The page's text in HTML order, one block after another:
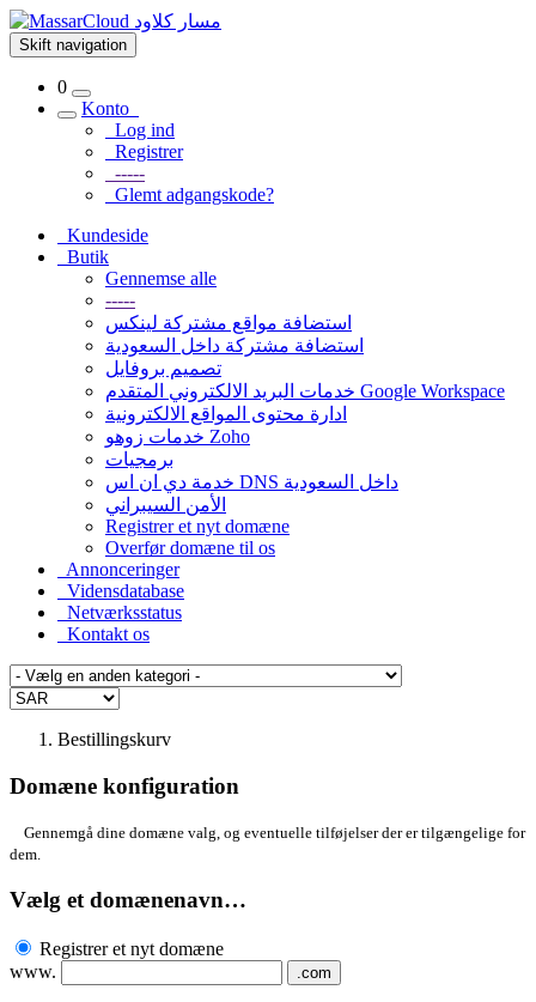
Skift navigation
0
Konto
Log ind
Registrer
-----
Glemt adgangskode?
Kundeside
Butik
Gennemse alle
-----
استضافة مواقع مشتركة لينكس
استضافة مشتركة داخل السعودية
تصميم بروفايل
خدمات البريد الالكتروني المتقدم Google Workspace
ادارة محتوى المواقع الالكترونية
خدمات زوهو Zoho
برمجيات
خدمة دي ان اس DNS داخل السعودية
الأمن السيبراني
Registrer et nyt domæne
Overfør domæne til os
Annonceringer
Vidensdatabase
Netværksstatus
Kontakt os
Bestillingskurv
Domæne konfiguration
Gennemgå dine domæne valg, og eventuelle tilføjelser der er tilgængelige for
dem.
Vælg et domænenavn…
Registrer et nyt domæne
www.
.com